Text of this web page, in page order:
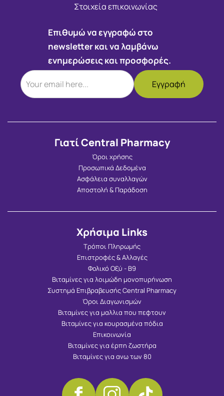
Στοιχεία επικοινωνίας
Επιθυμώ να εγγραφώ στο
newsletter και να λαμβάνω
ενημερώσεις και προσφορές.
Γιατί Central Pharmacy
Όροι χρήσης
Προσωπικά Δεδομένα
Ασφάλεια συναλλαγών
Αποστολή & Παράδοση
Χρήσιμα Links
Τρόποι Πληρωμής
Επιστροφές & Αλλαγές
Φολικό Οξύ - Β9
Βιταμίνες για λοιμώδη μονοπυρήνωση
Συστημά Επιβραβευσής Central Pharmacy
Όροι Διαγωνισμών
Βιταμίνες για μαλλια που πεφτουν
Βιταμίνες για κουρασμένα πόδια
Επικοινωνία
Βιταμίνες για έρπη ζωστήρα
Βιταμίνες για ανω των 80